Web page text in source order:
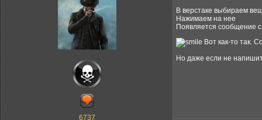
; Делаем то, что
Set Stage to 2
elseif (Button ==
6737
В верстаке выбираем
Нажимаем на нее
Появляется сообщение
Вот как-то так.
Но даже если не